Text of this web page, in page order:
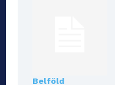
Belföld